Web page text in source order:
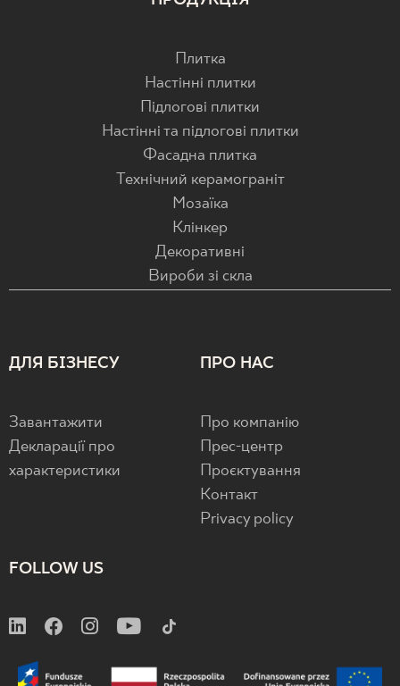
Плитка
Настінні плитки
Підлогові плитки
Настінні та підлогові плитки
Фасадна плитка
Технічний керамограніт
Мозаїка
Клінкер
Декоративні
Вироби зі скла
ДЛЯ БІЗНЕСУ
Завантажити
Декларації про
характеристики
ПРО НАС
Про компанію
Прес-центр
Проєктування
Контакт
Privacy policy
FOLLOW US